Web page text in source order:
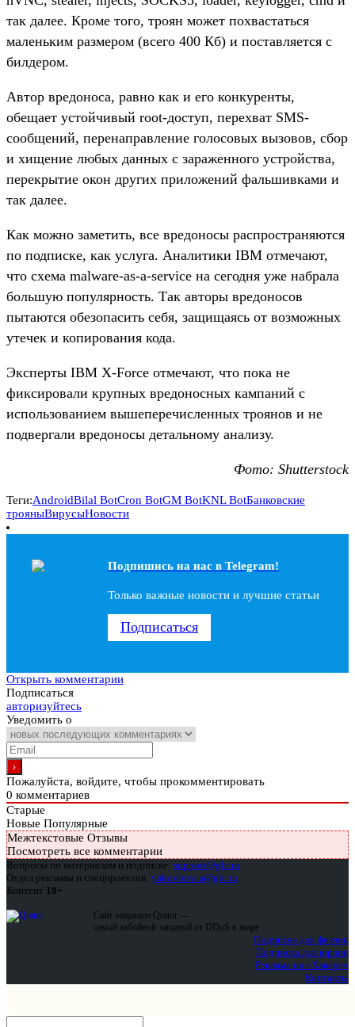
так далее. Кроме того, троян может похвастаться
маленьким размером (всего 400 Кб) и поставляется с
билдером.
Автор вредоноса, равно как и его конкуренты,
обещает устойчивый root-доступ, перехват SMS-
сообщений, перенаправление голосовых вызовов, сбор
и хищение любых данных с зараженного устройства,
перекрытие окон других приложений фальшивками и
так далее.
Как можно заметить, все вредоносы распространяются
по подписке, как услуга. Аналитики IBM отмечают,
что схема malware-as-a-service на сегодня уже набрала
большую популярность. Так авторы вредоносов
пытаются обезопасить себя, защищаясь от возможных
утечек и копирования кода.
Эксперты IBM X-Force отмечают, что пока не
фиксировали крупных вредоносных кампаний с
использованием вышеперечисленных троянов и не
подвергали вредоносы детальному анализу.
Фото: Shutterstock
Теги:AndroidBilal BotCron BotGM BotKNL BotБанковские
трояныВирусыНовости
Подпишись на наc в Telegram!
Только важные новости и лучшие статьи
Подписаться
Открыть комментарии
Подписаться
авторизуйтесь
Уведомить о
Пожалуйста, войдите, чтобы прокомментировать
0 комментариев
Старые
Новые Популярные
Межтекстовые Отзывы
Посмотреть все комментарии
Вопросы по материалам и подписке: support@glc.ru
Отдел рекламы и спецпроектов: yakovleva.a@glc.ru
Контент 18+
Сайт защищен Qrator —
самой забойной защитой от DDoS в мире
Подписка для физлиц
Подписка для юрлиц
Реклама на «Хакере»
Контакты